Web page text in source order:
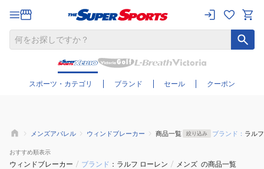
スポーツ・カテゴリ ブランド セール クーポン
さらに絞り込む
メンズアパレル ウィンドブレーカー 商品一覧 絞り込み ブランド： ラル
おすすめ順表示
ウィンドブレーカー / ブランド ラルフ ローレン / メンズ の商品一覧